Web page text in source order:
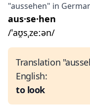
"aussehen" in
aus·se·hen
/ˈaʊ̯sˌzeːən/
Translation
English:
to look